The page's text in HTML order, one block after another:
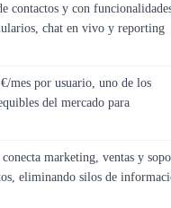
contactos y con
chat en vivo y reporting
mes por usuario, uno de los
del mercado para
marketing, ventas y
eliminando silos de